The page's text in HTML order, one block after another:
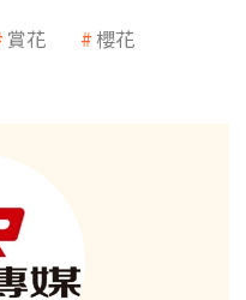
賞花
櫻花